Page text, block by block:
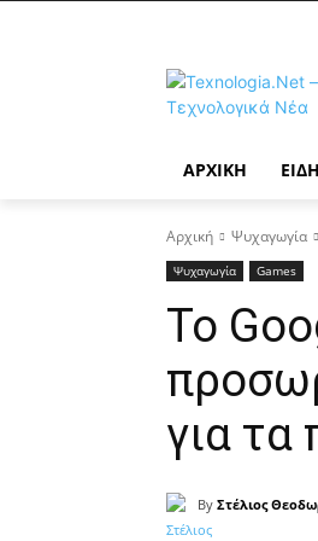
ΑΡΧΙΚΉ
Αρχική Ψυχαγωγία
Ψυχαγωγία Games
Το
για τα
By Στέλιος